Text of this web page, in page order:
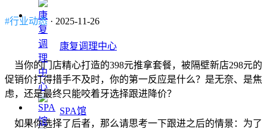
康复调理中心
SPA馆
#行业动态 · 2025-11-26
当你的门店精心打造的398元推拿套餐，被隔壁新店298元的
促销价打得措手不及时，你的第一反应是什么？是无奈、是焦
虑，还是最终只能咬着牙选择跟进降价？
如果你选择了后者，那么请思考一下跟进之后的情景：为了